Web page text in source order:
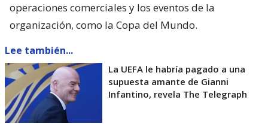
operaciones comerciales y los eventos de la
organización, como la Copa del Mundo.
Lee también...
La UEFA le habría pagado a una
supuesta amante de Gianni
Infantino, revela The Telegraph